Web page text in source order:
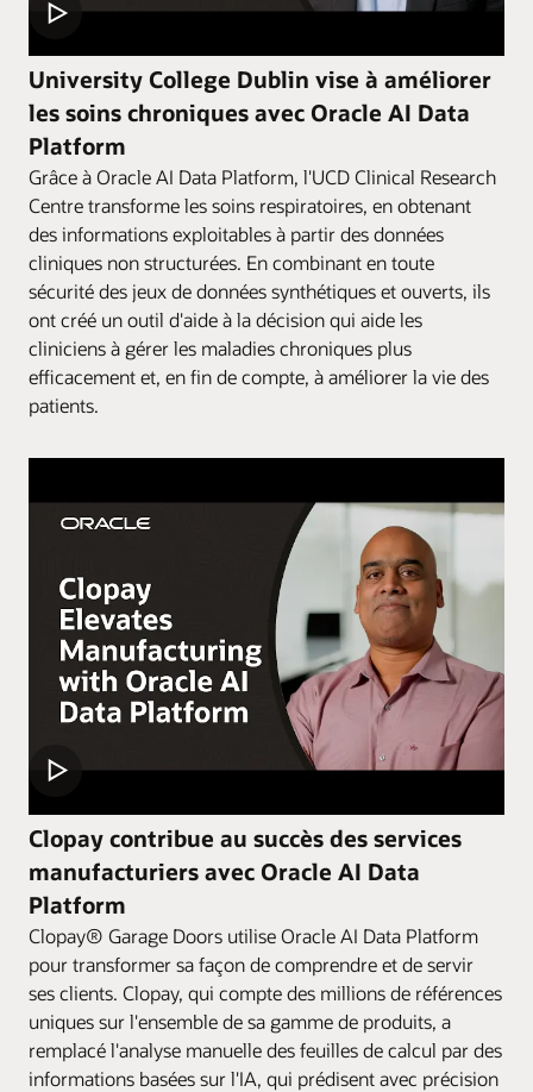
University College Dublin vise à améliorer
les soins chroniques avec Oracle AI Data
Platform
Grâce à Oracle AI Data Platform, l'UCD Clinical Research
Centre transforme les soins respiratoires, en obtenant
des informations exploitables à partir des données
cliniques non structurées. En combinant en toute
sécurité des jeux de données synthétiques et ouverts, ils
ont créé un outil d'aide à la décision qui aide les
cliniciens à gérer les maladies chroniques plus
efficacement et, en fin de compte, à améliorer la vie des
patients.
Clopay contribue au succès des services
manufacturiers avec Oracle AI Data
Platform
Clopay® Garage Doors utilise Oracle AI Data Platform
pour transformer sa façon de comprendre et de servir
ses clients. Clopay, qui compte des millions de références
uniques sur l'ensemble de sa gamme de produits, a
remplacé l'analyse manuelle des feuilles de calcul par des
informations basées sur l'IA, qui prédisent avec précision